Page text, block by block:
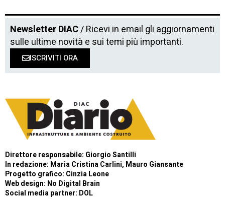
Newsletter DIAC/ Ricevi in email gli aggiornamenti
sulle ultime novità e sui temi più importanti.
ISCRIVITI ORA
Direttore responsabile: Giorgio Santilli
In redazione: Maria Cristina Carlini, Mauro Giansante
Progetto grafico: Cinzia Leone
Web design: No Digital Brain
Social media partner: DOL